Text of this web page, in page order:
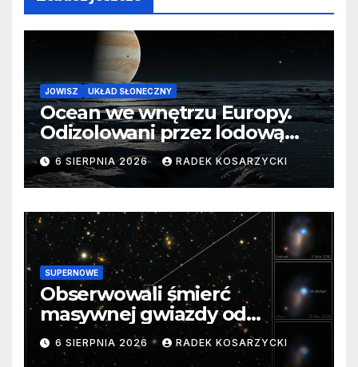
JOWISZ UKŁAD SŁONECZNY
Ocean we wnętrzu Europy.
Odizolowani przez lodową
barierę
6 SIERPNIA 2026 RADEK KOSARZYCKI
SUPERNOWE
Obserwowali śmierć
masywnej gwiazdy od
samego początku. Niezwykle
cenne dane
6 SIERPNIA 2026 RADEK KOSARZYCKI